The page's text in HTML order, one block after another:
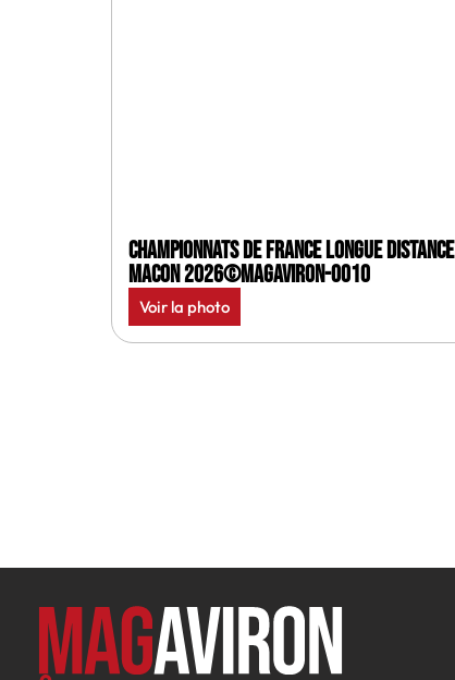
Championnats de France longue distance
Macon 2026©MagAviron-0010
Voir la photo